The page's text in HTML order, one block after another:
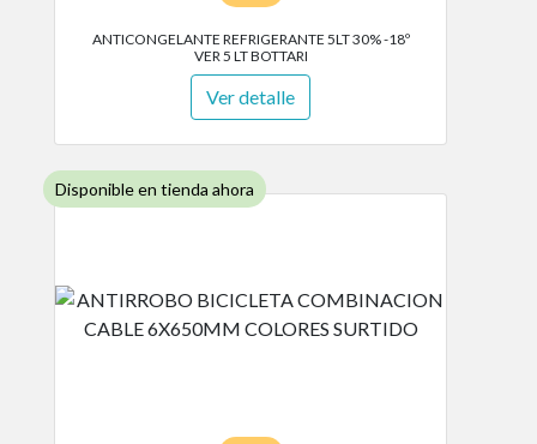
ANTICONGELANTE REFRIGERANTE 5LT 30% -18º
VER 5 LT BOTTARI
Ver detalle
Disponible en tienda ahora